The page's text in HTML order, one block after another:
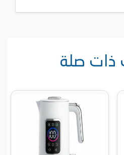
ذات صلة